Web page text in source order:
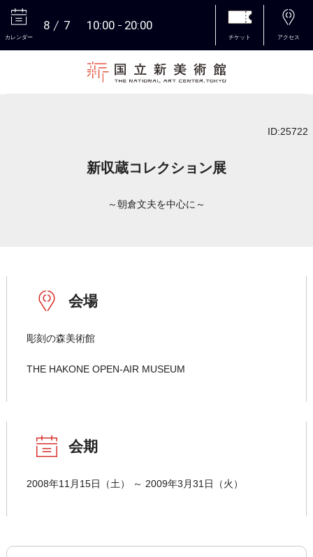
カレンダー
8 7 10:00 20:00
チケット アクセス
ID:25722
新収蔵コレクション展
～朝倉文夫を中心に～
会場
彫刻の森美術館
THE HAKONE OPEN-AIR MUSEUM
会期
2008年11月15日（土） ～ 2009年3月31日（火）